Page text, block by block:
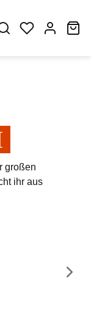
großen
ihr aus